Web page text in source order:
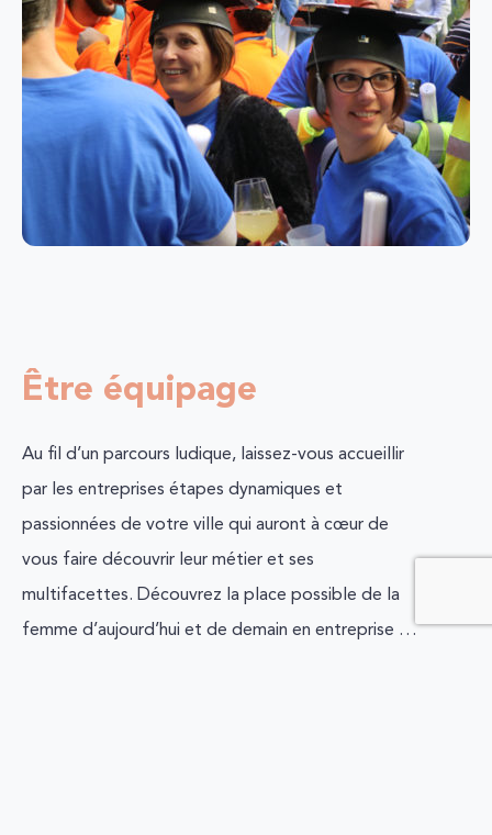
Être équipage
Au fil d’un parcours ludique, laissez-vous accueillir
par les entreprises étapes dynamiques et
passionnées de votre ville qui auront à cœur de
vous faire découvrir leur métier et ses
multifacettes. Découvrez la place possible de la
femme d’aujourd’hui et de demain en entreprise …